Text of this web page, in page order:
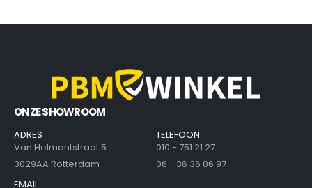
ONZE SHOWROOM
ADRES
Van Helmontstraat 5
3029AA Rotterdam
TELEFOON
010 - 751 21 27
06 - 36 36 06 97
EMAIL